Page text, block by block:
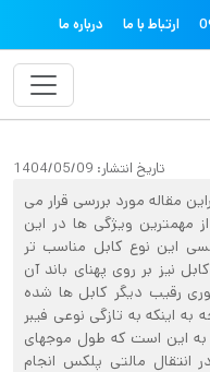
topheader
درباره ما ارتباط با ما
تاریخ انتشار: 1404/05/09
مقاله مورد بررسی قرار می
از مهمترین ویژگی ها در این
این نوع کابل مناسب تر
نیز بر روی پهنای باند آن
رقیب دیگر کابل ها شده
اینکه به تازگی نوعی فیبر
به این است که طول موجهای
انتقال مالتی پلکس انجام